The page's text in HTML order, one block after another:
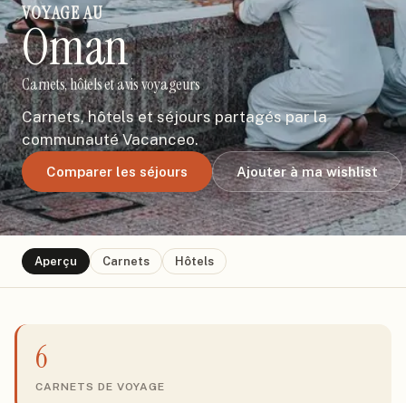
VOYAGEAU
Oman
Carnets, hôtels et avis voyageurs
Carnets, hôtels et séjours partagés par la
communauté Vacanceo.
Comparer les séjours Ajouter à ma wishlist
Aperçu Carnets Hôtels
6
CARNETS DE VOYAGE